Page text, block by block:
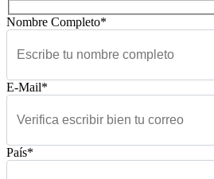
Nombre Completo*
E-Mail*
País*